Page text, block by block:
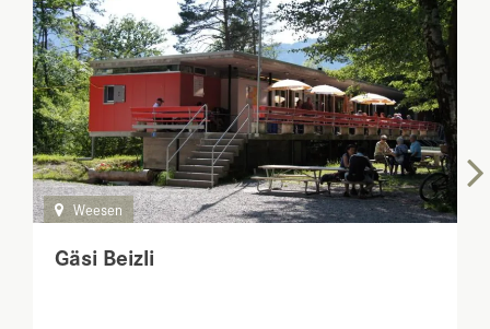
Gäsi Beizli
Weesen